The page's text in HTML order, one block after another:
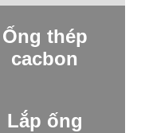
Ống thép
cacbon
Lắp ống